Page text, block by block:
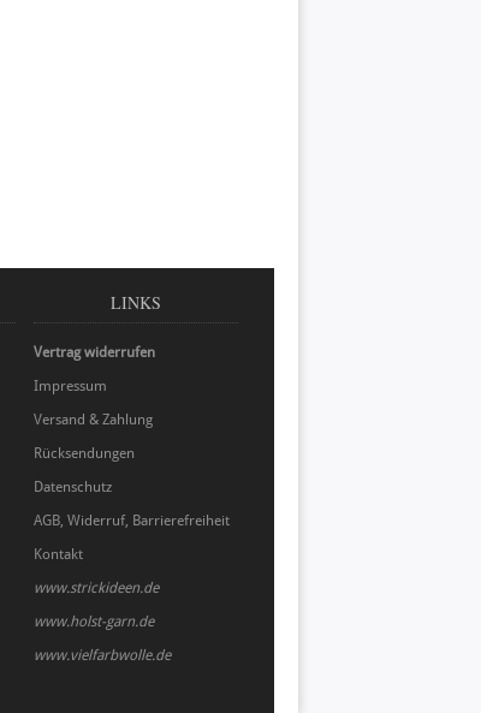
LINKS
Vertrag widerrufen
Impressum
Versand & Zahlung
Rücksendungen
Datenschutz
AGB, Widerruf, Barrierefreiheit
Kontakt
www.strickideen.de
www.holst-garn.de
www.vielfarbwolle.de